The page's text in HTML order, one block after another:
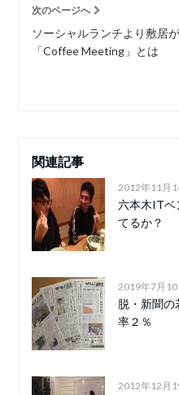
次のページへ
ソーシャルランチより敷居
「Coffee Meeting」とは
関連記事
2012年11月
六本木IT
てるか？
2019年7月10
脱・新聞
率２％
2012年12月